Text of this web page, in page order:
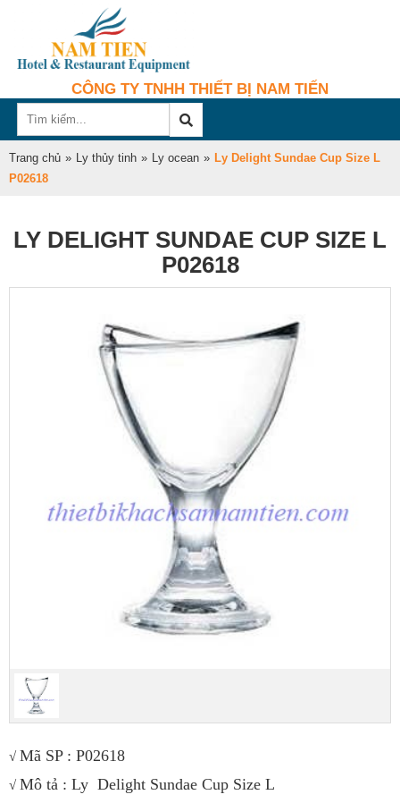
CÔNG TY TNHH THIẾT BỊ NAM TIẾN
Trang chủ » Ly thủy tinh » Ly ocean » Ly Delight Sundae Cup Size L
P02618
LY DELIGHT SUNDAE CUP SIZE L
P02618
√ Mã SP : P02618
√ Mô tả : Ly Delight Sundae Cup Size L